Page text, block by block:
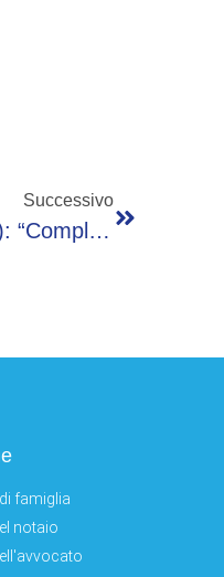
Successivo
Appalti, Iannicelli (Ordine Ingegneri Milano): “Complessità Gare Va Gestita Non Subita”
di famiglia
notaio